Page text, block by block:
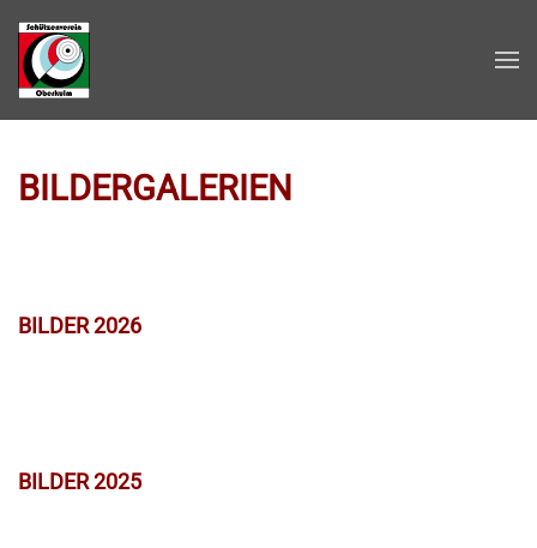
Zum Hauptinhalt springen
BILDERGALERIEN
BILDER 2026
BILDER 2025